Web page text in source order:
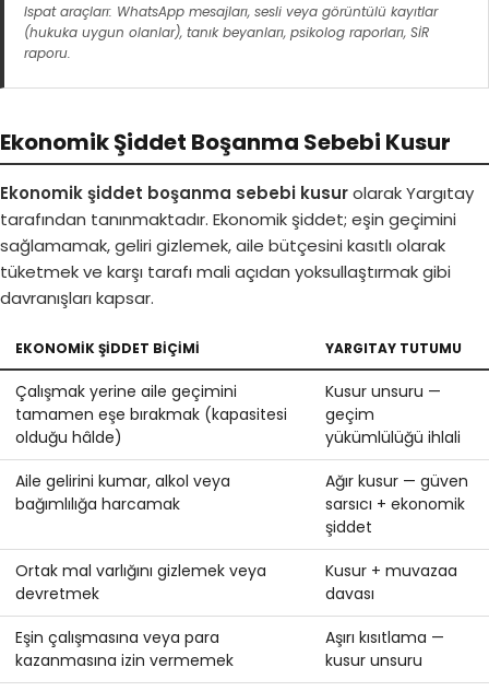
Ispat araçları: WhatsApp mesajları, sesli veya görüntülü kayıtlar
(hukuka uygun olanlar), tanık beyanları, psikolog raporları, SİR
raporu.
Ekonomik Şiddet Boşanma Sebebi Kusur
Ekonomik şiddet boşanma sebebi kusurolarak Yargıtay
tarafından tanınmaktadır. Ekonomik şiddet; eşin geçimini
sağlamamak, geliri gizlemek, aile bütçesini kasıtlı olarak
tüketmek ve karşı tarafı mali açıdan yoksullaştırmak gibi
davranışları kapsar.
EKONOMIK ŞIDDET BIÇIMI YARGITAY TUTUMU
Çalışmak yerine aile geçimini
tamamen eşe bırakmak (kapasitesi
olduğu hâlde)
Kusur unsuru —
geçim
yükümlülüğü ihlali
Aile gelirini kumar, alkol veya
bağımlılığa harcamak
Ağır kusur — güven
sarsıcı + ekonomik
şiddet
Ortak mal varlığını gizlemek veya
devretmek
Kusur + muvazaa
davası
Eşin çalışmasına veya para
kazanmasına izin vermemek
Aşırı kısıtlama —
kusur unsuru